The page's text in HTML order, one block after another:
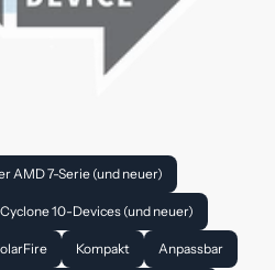
AMD 7-Serie (und neuer)
10-Devices (und neuer)
Kompakt Anpassbar